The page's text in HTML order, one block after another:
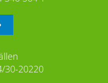
30-20220